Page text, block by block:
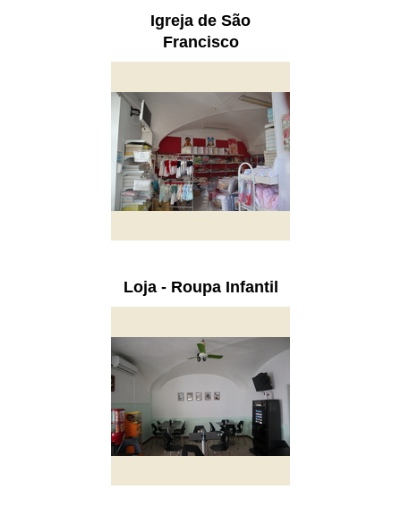
Igreja de São
Francisco
Loja - Roupa Infantil